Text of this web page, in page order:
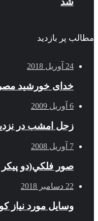
مطالب پر بازدید
24 آوریل 2018
خدای خورشید مصر
6 آوریل 2009
زحل امشب در
7 آوریل 2008
صور فلكي(دو
22 دسامبر 2018
وسایل مورد نیاز